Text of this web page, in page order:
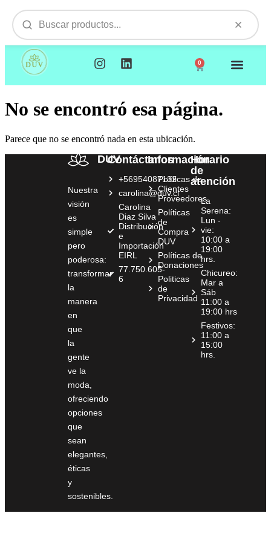
0
No se encontró esa página.
Parece que no se encontró nada en esta ubicación.
DUV
Nuestra
visión
es
simple
pero
poderosa:
transformar
la
manera
en
que
la
gente
ve la
moda,
ofreciendo
opciones
que
sean
elegantes,
éticas
y
sostenibles.
Contáctanos
+56954087132
carolina@duv.cl
Carolina
Diaz Silva
Distribución
e
Importación
EIRL
77.750.605-
6
Información
Políticas de
Clientes
Proveedores
Políticas
de
Compra
DUV
Políticas de
Donaciones
Politicas
de
Privacidad
Horario
de
atención
La
Serena:
Lun -
vie:
10:00 a
19:00
hrs.
Chicureo:
Mar a
Sáb
11:00 a
19:00 hrs
Festivos:
11:00 a
15:00
hrs.